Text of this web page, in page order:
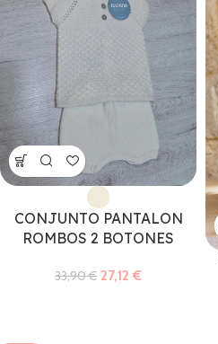
CONJUNTO PANTALON
ROMBOS 2 BOTONES
33,90€ 27,12€